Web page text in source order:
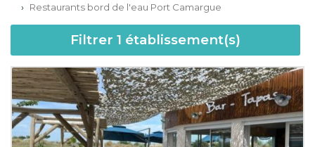
› Restaurants bord de l'eau Port Camargue
Filtrer 1 établissement(s)